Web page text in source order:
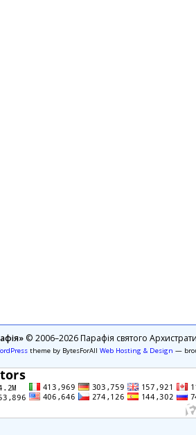
© 2006–2026 Парафія святого
theme by BytesForAll Web Hosting & Design —